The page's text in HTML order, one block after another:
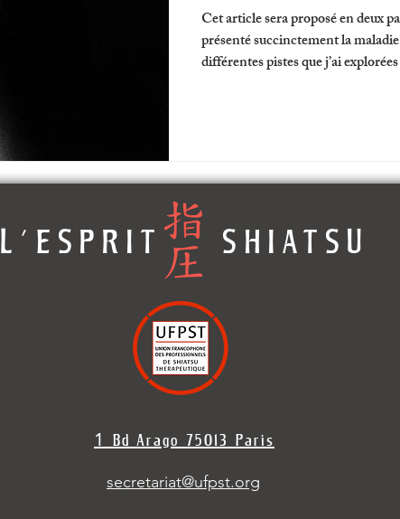
Cet article sera proposé en deux
présenté succinctement la
différentes pistes que j’ai
L'ESPRIT SHIATSU
1 Bd Arago 7501 3 Paris
secretariat@ufpst.org